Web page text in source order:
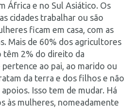
África e no Sul Asiático. Os
cidades trabalhar ou são
ficam em casa, com as
Mais de 60% dos agricultores
têm 2% do direito da
ao pai, ao marido ou
da terra e dos filhos e não
Isso tem de mudar. Há
às mulheres, nomeadamente